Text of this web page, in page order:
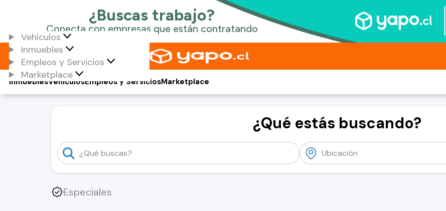
Vehículos
Inmuebles
Empleos y Servicios
Marketplace
Vehículos
Inmuebles Empleos y ServiciosMarketplace
¿Qué estás buscando?
Especiales